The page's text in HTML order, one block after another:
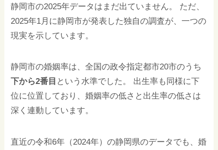
静岡市の2025年データはまだ出ていません。 ただ、
2025年1月に静岡市が発表した独自の調査が、一つの
現実を示しています。
静岡市の婚姻率は、全国の政令指定都市20市のうち
下から2番目 という水準でした。 出生率も同様に下
位に位置しており、婚姻率の低さと出生率の低さは
深く連動しています。
直近の令和6年（2024年）の静岡県のデータでも、婚